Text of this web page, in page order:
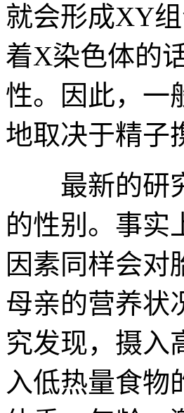
就会形成XY
着X染色体的
性。因此，一
地取决于精子
最新的研究
的性别。事实
因素同样会对
母亲的营养状
究发现，摄入
入低热量食物